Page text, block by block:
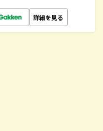
詳細を見る